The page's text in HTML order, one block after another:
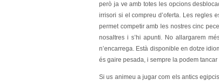
però ja ve amb totes les opcions
irrisori si el compreu d’oferta. Les regles
permet competir amb les nostres cinc
nosaltres i s’hi apunti. No allargarem
n’encarrega. Està disponible en dotze
és gaire pesada, i sempre la podem
Si us animeu a jugar com els antics